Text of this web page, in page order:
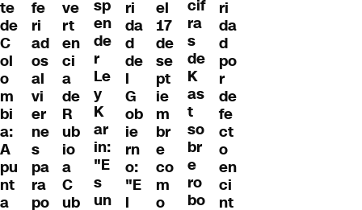
te
de
C
ol
o
m
bi
a:
A
pu
nt
a
fe
ri
ad
os
al
vi
er
ne
s
pa
ra
po
ve
rt
en
ci
a
de
R
ub
io
a
C
ub
sp
en
de
r
Le
y
K
ar
in:
"E
s
un
ri
da
d
de
l
G
ob
ie
rn
o:
"E
l
el
17
de
se
pt
ie
m
br
e
co
m
o
cif
ra
s
de
K
as
t
so
br
e
ro
bo
ri
da
d
po
r
de
fe
ct
o
en
ci
nt